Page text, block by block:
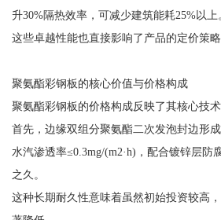
升30%隔热效率，可减少建筑能耗25%以上
这些卓越性能也直接影响了产品的定价策略
聚氨酯彩钢板的核心价值与价格构成
聚氨酯彩钢板的价格构成反映了其核心技术
首先，边缘双组分聚氨酯二次发泡封边形成
水汽渗透率≤0.3mg/(m2·h)，配合镀锌层防
之久。
这种长期耐久性意味着虽然初始投资较高